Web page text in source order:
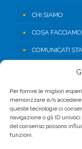
Per fornire le migliori
memorizzare e/o
queste tecnologie ci
navigazione o gli ID
del consenso possono
funzioni.
CHI SIAMO
COSA FACCIAMO
COMUNICATI
AREA
FACEBOOK